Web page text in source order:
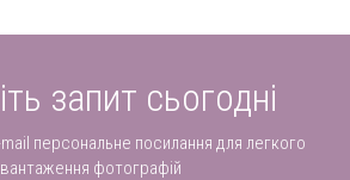
запит сьогодні
персональне посилання для легкого
фотографій